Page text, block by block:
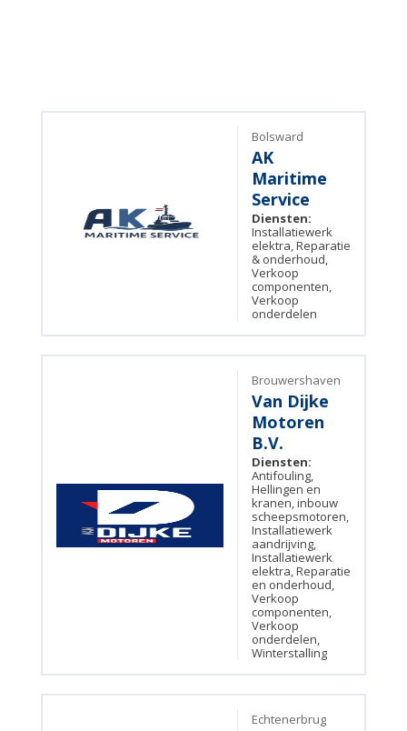
Bolsward
AK
Maritime
Service
Diensten:
Installatiewerk
elektra, Reparatie
& onderhoud,
Verkoop
componenten,
Verkoop
onderdelen
Brouwershaven
Van Dijke
Motoren
B.V.
Diensten:
Antifouling,
Hellingen en
kranen, inbouw
scheepsmotoren,
Installatiewerk
aandrijving,
Installatiewerk
elektra, Reparatie
en onderhoud,
Verkoop
componenten,
Verkoop
onderdelen,
Winterstalling
Echtenerbrug